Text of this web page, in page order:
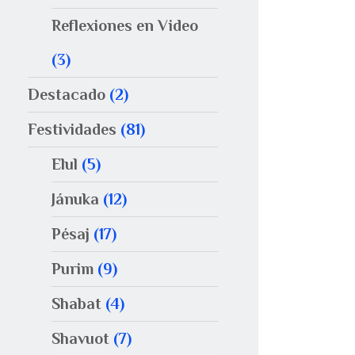
Reflexiones en Video
(3)
Destacado (2)
Festividades (81)
Elul (5)
Jánuka (12)
Pésaj (17)
Purim (9)
Shabat (4)
Shavuot (7)